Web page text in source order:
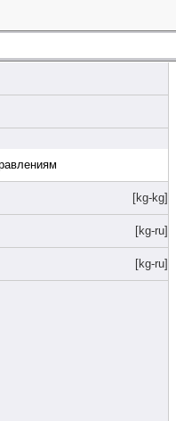
[kg-kg]
[kg-ru]
[kg-ru]